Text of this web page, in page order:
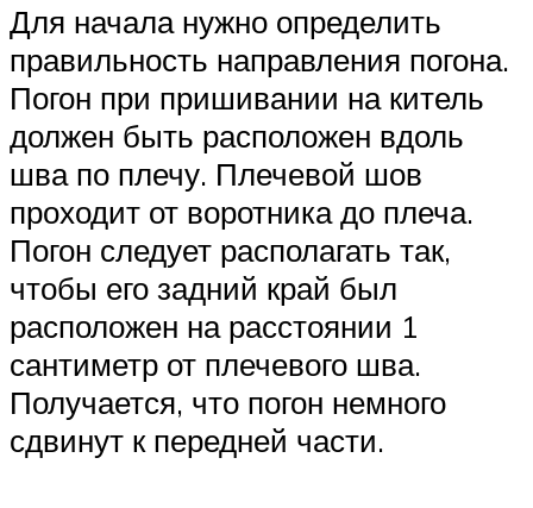
Для начала нужно определить
правильность направления погона.
Погон при пришивании на китель
должен быть расположен вдоль
шва по плечу. Плечевой шов
проходит от воротника до плеча.
Погон следует располагать так,
чтобы его задний край был
расположен на расстоянии 1
сантиметр от плечевого шва.
Получается, что погон немного
сдвинут к передней части.